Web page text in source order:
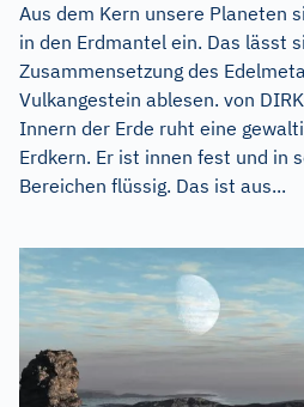
Aus dem Kern unsere Planeten
in den Erdmantel ein. Das lässt
Zusammensetzung des
Vulkangestein ablesen. von
Innern der Erde ruht eine
Erdkern. Er ist innen fest und in
Bereichen flüssig. Das ist aus...